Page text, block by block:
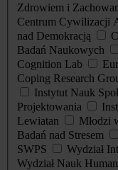
Zdrowiem i
Centrum Cywilizacji
nad Demokracją
Badań Naukowych
Cognition Lab
Coping Research
Instytut Nauk
Projektowania
Lewiatan
Młodzi
Badań nad Stresem
SWPS
Wydział
Wydział Nauk